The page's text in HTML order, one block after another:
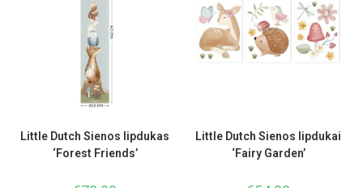
Little Dutch Sienos lipdukas
‘Forest Friends’
Little Dutch Sienos lipdukai
‘Fairy Garden’